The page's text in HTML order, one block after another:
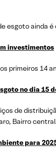
esgoto ainda é
investimentos
primeiros 14
no dia 15
de
Bairro
para